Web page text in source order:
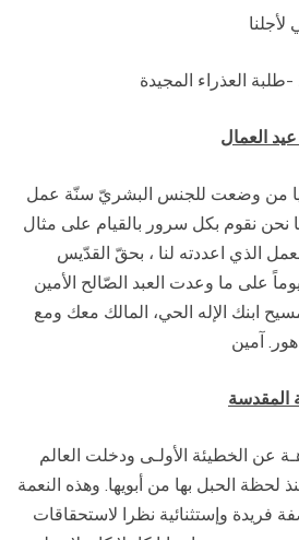
العذراء المجيدة
العمال
يا من وضعت للجنس البشريّ سنّة عمل
نحن نقوم بكل سرور بالقيام على مثال
الذي اعددته لنا ، بحقّ القدّيس
على ما وعدت العبد الصّالح الأمين
ابنك الإله الحي، المالك معك ومع
آمين
عن الخطيئة الأولـى ودخلت العالم
لحظة الحبل بها من أبويها. وهذه النعمة
فريدة وإستثنائية نظرا لاستحقاقات